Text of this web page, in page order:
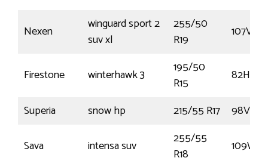
Nexen
winguard sport 2
suv xl
255/50
R19
107V
Firestone winterhawk 3
195/50
R15
82H
Superia
snow hp 215/55 R17
98V
Sava
intensa suv
255/55
R18
109W